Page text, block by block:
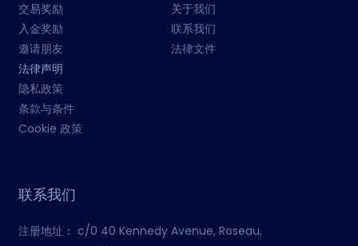
交易奖励
入金奖励
邀请朋友
关于我们
联系我们
法律文件
法律声明
隐私政策
条款与条件
Cookie 政策
联系我们
注册地址： c/0 40 Kennedy Avenue, Roseau,